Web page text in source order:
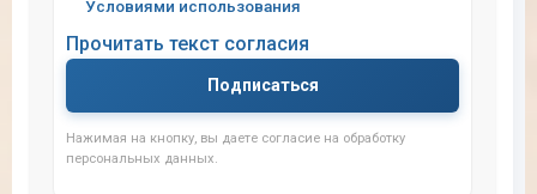
Условиями использования
Прочитать текст согласия
Подписаться
Нажимая на кнопку, вы даете согласие на обработку
персональных данных.